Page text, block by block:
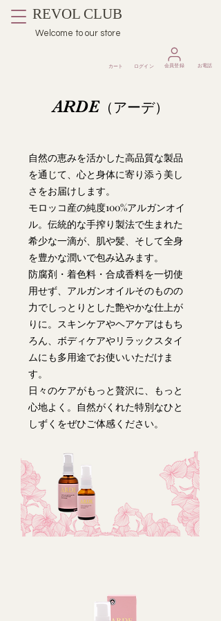
REVOL CLUB
Welcome to our store
カート ログイン ​会員登録 お電話
ARDE（アーデ）
自然の恵みを活かした高品質な製品
を通じて、心と身体に寄り添う美し
さをお届けします。
モロッコ産の純度100%アルガンオイ
ル。伝統的な手搾り製法で生まれた
希少な一滴が、肌や髪、そして全身
を豊かな潤いで包み込みます。
防腐剤・着色料・合成香料を一切使
用せず、アルガンオイルそのものの
力でしっとりとした艶やかな仕上が
りに。スキンケアやヘアケアはもち
ろん、ボディケアやリラックスタイ
ムにも多用途でお使いいただけま
す。
日々のケアがもっと贅沢に、もっと
心地よく。自然がくれた特別なひと
しずくをぜひご体感ください。